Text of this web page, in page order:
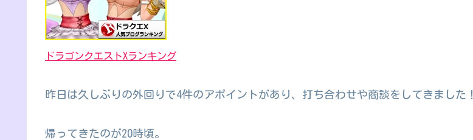
ドラゴンクエストXランキング
昨日は久しぶりの外回りで4件のアポイントがあり、打ち合わせや商談をしてきました！
帰ってきたのが20時頃。